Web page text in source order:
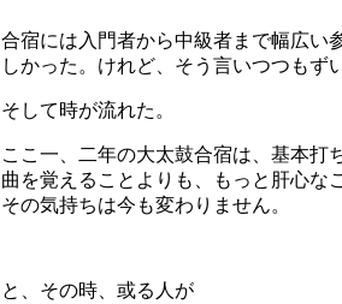
合宿には入門者から中級者まで幅広い
しかった。けれど、そう言いつつもず
そして時が流れた。
ここ一、二年の大太鼓合宿は、基本打
曲を覚えることよりも、もっと肝心な
その気持ちは今も変わりません。
と、その時、或る人が